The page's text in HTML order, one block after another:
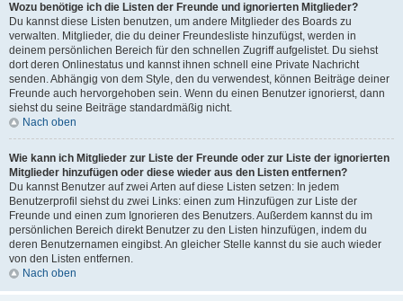
Wozu benötige ich die Listen der Freunde und ignorierten Mitglieder?
Du kannst diese Listen benutzen, um andere Mitglieder des Boards zu
verwalten. Mitglieder, die du deiner Freundesliste hinzufügst, werden in
deinem persönlichen Bereich für den schnellen Zugriff aufgelistet. Du siehst
dort deren Onlinestatus und kannst ihnen schnell eine Private Nachricht
senden. Abhängig von dem Style, den du verwendest, können Beiträge deiner
Freunde auch hervorgehoben sein. Wenn du einen Benutzer ignorierst, dann
siehst du seine Beiträge standardmäßig nicht.
Nach oben
Wie kann ich Mitglieder zur Liste der Freunde oder zur Liste der ignorierten
Mitglieder hinzufügen oder diese wieder aus den Listen entfernen?
Du kannst Benutzer auf zwei Arten auf diese Listen setzen: In jedem
Benutzerprofil siehst du zwei Links: einen zum Hinzufügen zur Liste der
Freunde und einen zum Ignorieren des Benutzers. Außerdem kannst du im
persönlichen Bereich direkt Benutzer zu den Listen hinzufügen, indem du
deren Benutzernamen eingibst. An gleicher Stelle kannst du sie auch wieder
von den Listen entfernen.
Nach oben